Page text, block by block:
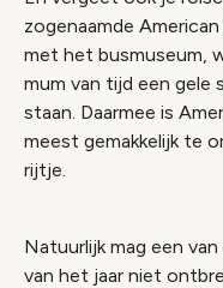
zogenaamde
met het busmuseum,
mum van tijd een
staan. Daarmee is
meest gemakkelijk te
rijtje.
Natuurlijk mag een
van het jaar niet